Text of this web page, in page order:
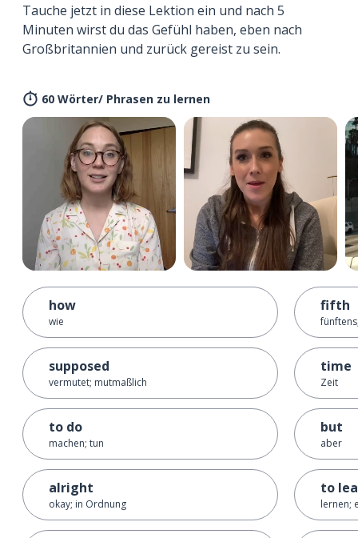
Tauche jetzt in diese Lektion ein und nach 5
Minuten wirst du das Gefühl haben, eben nach
Großbritannien und zurück gereist zu sein.
60 Wörter/ Phrasen zu lernen
how
wie
supposed
vermutet; mutmaßlich
to do
machen; tun
alright
okay; in Ordnung
fifth
time
Zeit
but
aber
to
lernen;